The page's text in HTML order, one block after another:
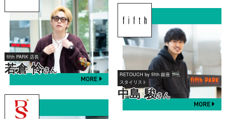
fifth PARK 店長
若倉 怜さん
MORE
RETOUCH by fifth 銀座
スタイリスト
中島 駿さん
MORE